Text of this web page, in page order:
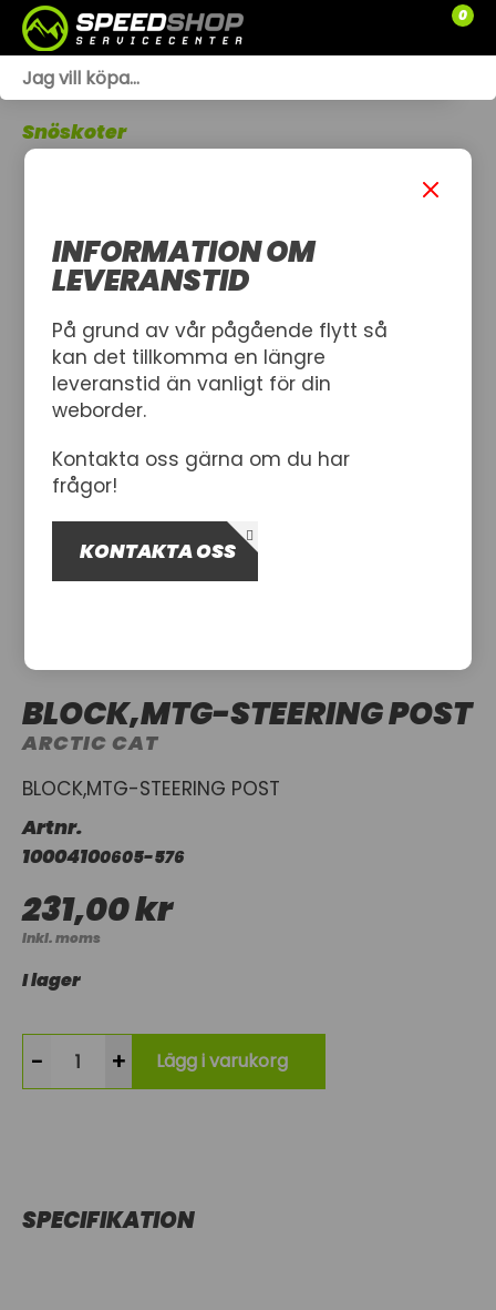
0
SLÄPVAGNAR
Snöskoter
BLOCK,MTG-STEERING POST
ARCTIC CAT
BLOCK,MTG-STEERING POST
Artnr.
10004100605-576
231,00 kr
Inkl. moms
I lager
- + Lägg i varukorg
SPECIFIKATION
INFORMATION OM
LEVERANSTID
På grund av vår pågående flytt så
kan det tillkomma en längre
leveranstid än vanligt för din
weborder.
Kontakta oss gärna om du har
frågor!
KONTAKTA OSS